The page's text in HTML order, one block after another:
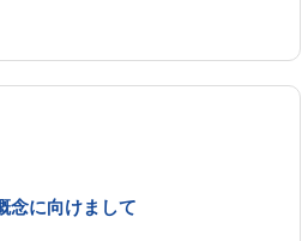
念に向けまして